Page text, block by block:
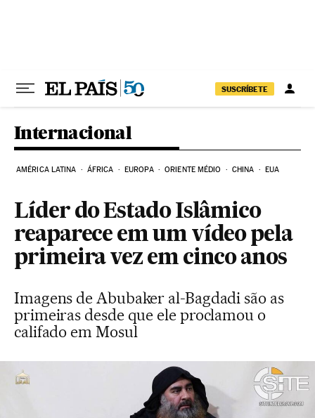
SUSCRÍBETE
Internacional
AMÉRICA LATINA ÁFRICA EUROPA ORIENTE MÉDIO CHINA EUA
Líder do Estado Islâmico
reaparece em um vídeo pela
primeira vez em cinco anos
Imagens de Abubaker al-Bagdadi são as
primeiras desde que ele proclamou o
califado em Mosul